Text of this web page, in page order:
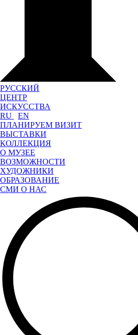
РУССКИЙ
ЦЕНТР
ИСКУССТВА
RU
EN
ПЛАНИРУЕМ ВИЗИТ
ВЫСТАВКИ
КОЛЛЕКЦИЯ
О МУЗЕЕ
ВОЗМОЖНОСТИ
ХУДОЖНИКИ
ОБРАЗОВАНИЕ
СМИ О НАС